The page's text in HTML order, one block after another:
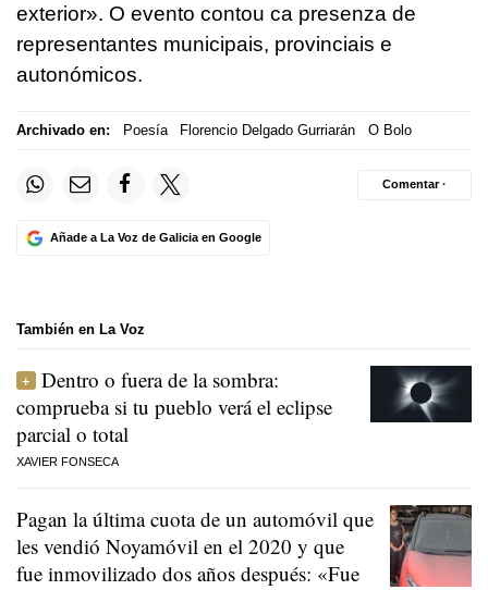
exterior». O evento contou ca presenza de
representantes municipais, provinciais e
autonómicos.
Archivado en: Poesía Florencio Delgado Gurriarán O Bolo
Añade a La Voz de Galicia en Google
Comentar ·
También en La Voz
Dentro o fuera de la sombra:
comprueba si tu pueblo verá el eclipse
parcial o total
XAVIER FONSECA
Pagan la última cuota de un automóvil que
les vendió Noyamóvil en el 2020 y que
fue inmovilizado dos años después: «Fue